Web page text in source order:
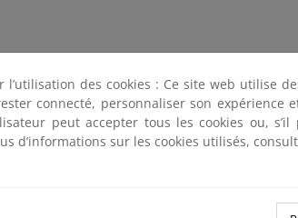
l’utilisation des cookies : Ce site web utilise
connecté, personnaliser son
peut accepter tous les cookies ou,
d’informations sur les cookies utilisés,